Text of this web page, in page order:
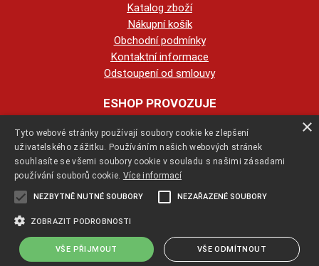
Katalog zboží
Nákupní košík
Obchodní podmínky
Kontaktní informace
Odstoupení od smlouvy
ESHOP PROVOZUJE
123KRBY s.r.o.
+420 774 422 239
info@123krby.cz
Copyright ©jak-se-stavi-krb.cz,provozováno na systémutvorba e-
×
Tyto webové stránky používají soubory cookie ke zlepšení
uživatelského zážitku. Používáním našich webových stránek
souhlasíte se všemi soubory cookie v souladu s našimi zásadami
používání souborů cookie. Více informací
NEZBYTNĚ NUTNÉ SOUBORY NEZAŘAZENÉ SOUBORY
ZOBRAZIT PODROBNOSTI
VŠE PŘIJMOUT VŠE ODMÍTNOUT